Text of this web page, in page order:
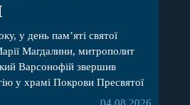
у день пам’яті святої
Магдалини, митрополит
Варсонофій звершив
у храмі Покрови Пресвятої
Барського благочиння.